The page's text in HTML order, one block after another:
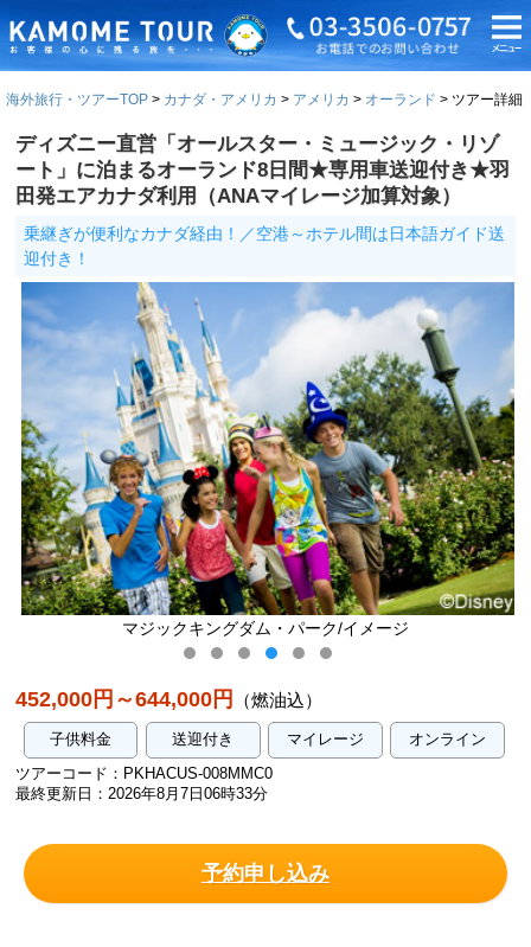
海外旅行・ツアーTOP カナダ・アメリカ アメリカ オーランド ツアー詳細
ディズニー直営「オールスター・ミュージック・リゾ
ート」に泊まるオーランド8日間★専用車送迎付き★羽
田発エアカナダ利用（ANAマイレージ加算対象）
乗継ぎが便利なカナダ経由！／空港～ホテル間は日本語ガイド送
迎付き！
ディズニー・ハリウッド・ス
452,000円～644,000円 （燃油込）
子供料金 送迎付き マイレージ
オンライン
ツアーコード：PKHACUS-008MMC0
最終更新日：2026年8月7日06時33分
予約申し込み